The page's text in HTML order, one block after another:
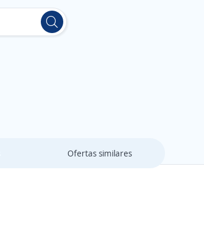
Ofertas similares